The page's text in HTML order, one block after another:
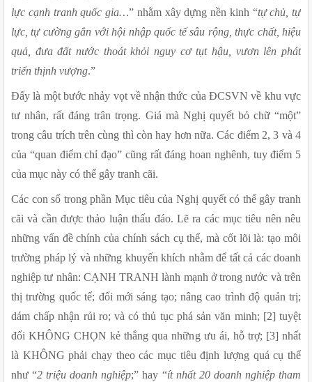
lực cạnh tranh quốc gia…” nhằm xây dựng nền kinh “tự chủ, tự
lực, tự cường gắn với hội nhập quốc tế sâu rộng, thực chất, hiệu
quả, đưa đất nước thoát khỏi nguy cơ tụt hậu, vươn lên phát
triển thịnh vượng.”
Đấy là một bước nhảy vọt về nhận thức của ĐCSVN về khu vực
tư nhân, rất đáng trân trọng. Giá mà Nghị quyết bỏ chữ “một”
trong câu trích trên cùng thì còn hay hơn nữa. Các điểm 2, 3 và 4
của “quan điểm chỉ đạo” cũng rất đáng hoan nghênh, tuy điểm 5
của mục này có thể gây tranh cãi.
Các con số trong phần Mục tiêu của Nghị quyết có thể gây tranh
cãi và cần được thảo luận thấu đáo. Lẽ ra các mục tiêu nên nêu
những vấn đề chính của chính sách cụ thể, mà cốt lõi là: tạo môi
trường pháp lý và những khuyến khích nhằm để tất cả các doanh
nghiệp tư nhân: CẠNH TRANH lành mạnh ở trong nước và trên
thị trường quốc tế; đổi mới sáng tạo; nâng cao trình độ quản trị;
dám chấp nhận rủi ro; và có thủ tục phá sản văn minh; [2] tuyệt
đối KHÔNG CHỌN kẻ thắng qua những ưu ái, hỗ trợ; [3] nhất
là KHÔNG phải chạy theo các mục tiêu định lượng quá cụ thể
như “2 triệu doanh nghiệp;” hay “ít nhất 20 doanh nghiệp tham